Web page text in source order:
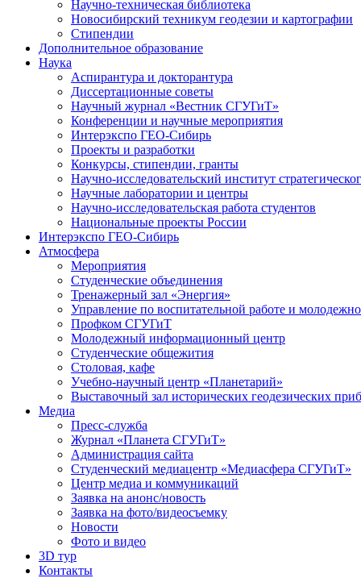
Научно-техническая библиотека
Новосибирский техникум геодезии и картографии
Стипендии
Дополнительное образование
Наука
Аспирантура и докторантура
Диссертационные советы
Научный журнал «Вестник СГУГиТ»
Конференции и научные мероприятия
Интерэкспо ГЕО-Сибирь
Проекты и разработки
Конкурсы, стипендии, гранты
Научно-исследовательский институт
Научные лаборатории и центры
Научно-исследовательская работа студентов
Национальные проекты России
Интерэкспо ГЕО-Сибирь
Атмосфера
Мероприятия
Студенческие объединения
Тренажерный зал «Энергия»
Управление по воспитательной работе и
Профком СГУГиТ
Молодежный информационный центр
Студенческие общежития
Столовая, кафе
Учебно-научный центр «Планетарий»
Выставочный зал исторических геодезических
Медиа
Пресс-служба
Журнал «Планета СГУГиТ»
Администрация сайта
Студенческий медиацентр «Медиасфера СГУГиТ»
Центр медиа и коммуникаций
Заявка на анонс/новость
Заявка на фото/видеосъемку
Новости
Фото и видео
3D тур
Контакты